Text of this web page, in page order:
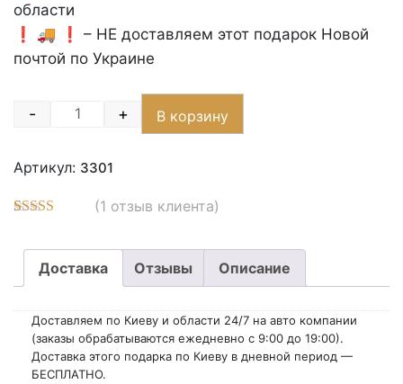
области
❗️ 🚚 ❗️ – НЕ доставляем этот подарок Новой
почтой по Украине
Quantity
- + В корзину
Артикул: 3301
опроса
пользователей
(1 отзыв клиента)
Доставка Отзывы Описание
Доставляем по Киеву и области 24/7 на авто компании
(заказы обрабатываются ежедневно с 9:00 до 19:00).
Доставка этого подарка по Киеву в дневной период —
БЕСПЛАТНО.